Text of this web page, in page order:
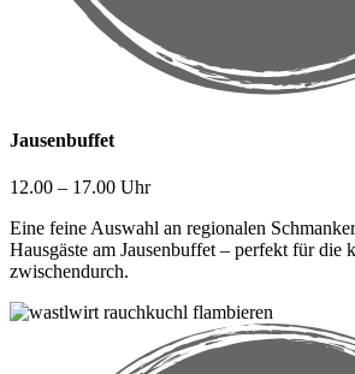
Jausenbuffet
12.00 – 17.00 Uhr
Eine feine Auswahl an regionalen
Hausgäste am Jausenbuffet – perfekt für die
zwischendurch.